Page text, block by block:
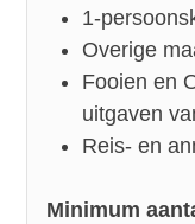
1-
Overige
Fooien en
uitgaven
Reis- en
Minimum